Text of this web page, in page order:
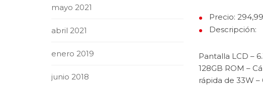
Precio:
Descripción:
Pantalla LCD –
128GB ROM –
rápida de 33W –
mayo 2021
abril 2021
enero 2019
junio 2018